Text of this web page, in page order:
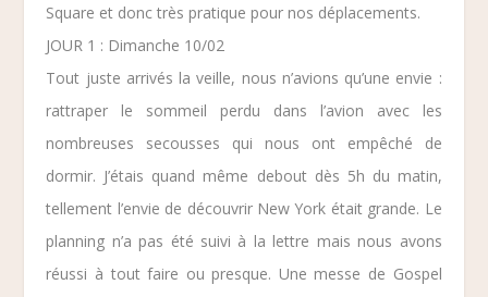
Square et donc très pratique pour nos déplacements.
JOUR 1 : Dimanche 10/02
Tout juste arrivés la veille, nous n’avions qu’une envie :
rattraper le sommeil perdu dans l’avion avec les
nombreuses secousses qui nous ont empêché de
dormir. J’étais quand même debout dès 5h du matin,
tellement l’envie de découvrir New York était grande. Le
planning n’a pas été suivi à la lettre mais nous avons
réussi à tout faire ou presque. Une messe de Gospel